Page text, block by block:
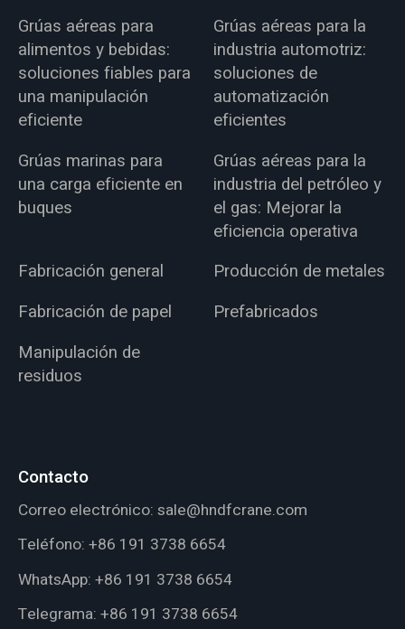
Grúas aéreas para
alimentos y bebidas:
soluciones fiables para
una manipulación
eficiente
Grúas aéreas para la
industria automotriz:
soluciones de
automatización
eficientes
Grúas marinas para
una carga eficiente en
buques
Grúas aéreas para la
industria del petróleo y
el gas: Mejorar la
eficiencia operativa
Fabricación general
Producción de metales
Fabricación de papel
Prefabricados
Manipulación de
residuos
Contacto
Correo electrónico: sale@hndfcrane.com
Teléfono: +86 191 3738 6654
WhatsApp: +86 191 3738 6654
Telegrama: +86 191 3738 6654